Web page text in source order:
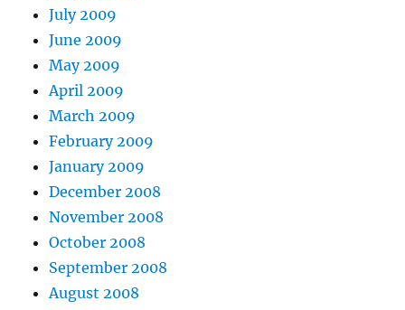
July 2009
June 2009
May 2009
April 2009
March 2009
February 2009
January 2009
December 2008
November 2008
October 2008
September 2008
August 2008